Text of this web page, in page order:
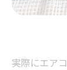
実際にエア